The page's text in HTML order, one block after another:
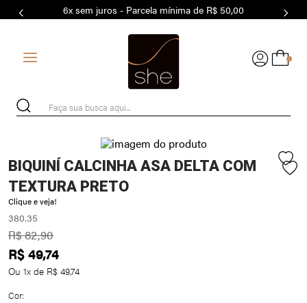
6x sem juros - Parcela mínima de R$ 50,00
0
Faça sua busca aqui...
BIQUINÍ CALCINHA ASA DELTA COM
TEXTURA PRETO
Clique e veja!
380.35
R$82,90
R$49,74
Ou 1x de R$ 49,74
Cor:
7º MODAL